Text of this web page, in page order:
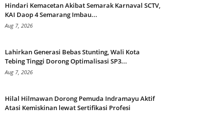
Hindari Kemacetan Akibat Semarak Karnaval SCTV,
KAI Daop 4 Semarang Imbau...
Aug 7, 2026
Lahirkan Generasi Bebas Stunting, Wali Kota
Tebing Tinggi Dorong Optimalisasi SP3...
Aug 7, 2026
Hilal Hilmawan Dorong Pemuda Indramayu Aktif
Atasi Kemiskinan lewat Sertifikasi Profesi